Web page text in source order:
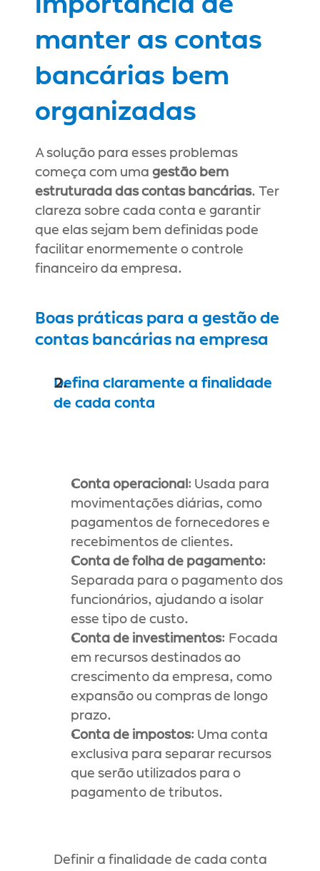
manter as contas
bancárias bem
organizadas
A solução para esses problemas
começa com uma gestão bem
estruturada das contas bancárias. Ter
clareza sobre cada conta e garantir
que elas sejam bem definidas pode
facilitar enormemente o controle
financeiro da empresa.
Boas práticas para a gestão de
contas bancárias na empresa
Defina claramente a finalidade
de cada conta
Conta operacional : Usada para
movimentações diárias, como
pagamentos de fornecedores e
recebimentos de clientes.
Conta de folha de pagamento:
Separada para o pagamento dos
funcionários, ajudando a isolar
esse tipo de custo.
Conta de investimentos: Focada
em recursos destinados ao
crescimento da empresa, como
expansão ou compras de longo
prazo.
Conta de impostos: Uma conta
exclusiva para separar recursos
que serão utilizados para o
pagamento de tributos.
Definir a finalidade de cada conta